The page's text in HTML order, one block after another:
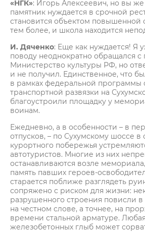
«НГК»: Игорь Алексеевич, но вы
памятник нуждается в срочной
становится объектом повышенной
тем более, и школа находится
И. Дяченко: Еще как нуждается! Я
поводу неоднократно обращался
Министерство культуры РФ, но
и не получил. Единственное, что
в рамках федеральной программы
транспортной развязки на
благоустроили площадку у
воинам.
Ежедневно, а в особенности – в
отпусков, – по Сухумскому шоссе в
курортного побережья
автотуристов. Многие из них
останавливаются возле
память павших героев-
старается поближе разглядеть
сопряжено с риском для жизни:
разрушенного строения повисли в
на честном слове, а точнее, на
времени стальной арматуре.
железобетонных глыб может